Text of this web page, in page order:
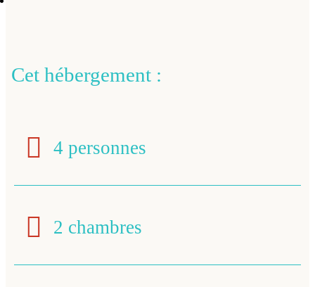
Cet hébergement :
4 personnes
2 chambres